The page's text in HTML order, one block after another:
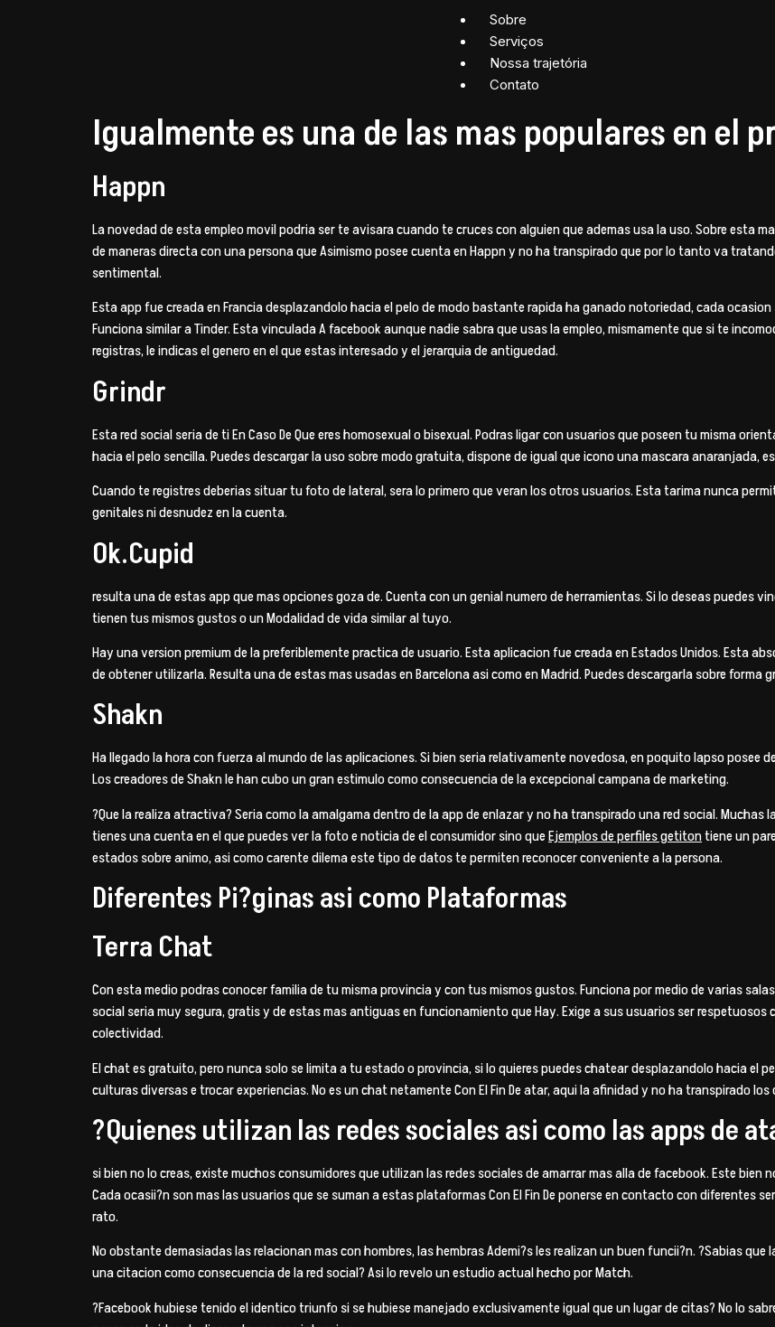
Sobre
Serviços
Nossa trajetória
Contato
Igualmente es una de las mas populares en el
Happn
La novedad de esta empleo movil podri­a ser te avisara cuando te cruces con alguien que ademas usa la uso. Sobre esta
de maneras directa con una persona que Asimismo posee cuenta en Happn y no ha transpirado que por lo tanto va
sentimental.
Esta app fue creada en Francia desplazandolo hacia el pelo de modo bastante rapida ha ganado notoriedad, cada
Funciona similar a Tinder. Esta vinculada A facebook aunque nadie sabra que usas la empleo, mismamente que si te
registras, le indicas el genero en el que estas interesado y el jerarqui­a de antiguedad.
Grindr
Esta red social seri­a de ti En Caso De Que eres homosexual o bisexual. Podras ligar con usuarios que poseen tu misma
hacia el pelo sencilla. Puedes descargar la uso sobre modo gratuita, dispone de igual que icono una mascara anaranjada,
Cuando te registres deberias situar tu foto de lateral, sera lo primero que veran los otros usuarios. Esta tarima nunca
genitales ni desnudez en la cuenta.
Ok.Cupid
resulta una de estas app que mas opciones goza de. Cuenta con un genial numero de herramientas. Si lo deseas puedes
tienen tus mismos gustos o un Modalidad de vida similar al tuyo.
Hay una version premium de la preferiblemente practica de usuario.Esta aplicacion fue creada en Estados Unidos. Esta
de obtener utilizarla. Resulta una de estas mas usadas en Barcelona asi­ como en Madrid. Puedes descargarla sobre forma
Shakn
Ha llegado la hora con fuerza al mundo de las aplicaciones. Si bien seri­a relativamente novedosa, en poquito lapso
Los creadores de Shakn le han cubo un gran estimulo como consecuencia de la excepcional campana de marketing.
?Que la realiza atractiva? Seri­a como la amalgama dentro de la app de enlazar y no ha transpirado una red social. Muchas
tienes una cuenta en el que puedes ver la foto e noticia de el consumidor sino queEjemplos de perfiles getitontiene un
estados sobre animo, asi­ como carente dilema este tipo de datos te permiten reconocer conveniente a la persona.
Diferentes Pi?ginas asi­ como Plataformas
Terra Chat
Con esta medio podras conocer familia de tu misma provincia y con tus mismos gustos. Funciona por medio de varias
social seri­a muy segura, gratis y de estas mas antiguas en funcionamiento que Hay. Exige a sus usuarios ser
colectividad.
El chat es gratuito, pero nunca solo se limita a tu estado o provincia, si lo quieres puedes chatear desplazandolo hacia el
culturas diversas e trocar experiencias. No es un chat netamente Con El Fin De atar, aqui la afinidad y no ha transpirado
?Quienes utilizan las redes sociales asi­ como las apps de
si bien no lo creas, existe muchos consumidores que utilizan las redes sociales de amarrar mas alla de facebook. Este
Cada ocasii?n son mas las usuarios que se suman a estas plataformas Con El Fin De ponerse en contacto con diferentes
rato.
No obstante demasiadas las relacionan mas con hombres, las hembras Ademi?s les realizan un buen funcii?n. ?Sabias
una citacion como consecuencia de la red social? Asi lo revelo un estudio actual hecho por Match.
?Facebook hubiese tenido el identico triunfo si se hubiese manejado exclusivamente igual que un lugar de citas? No lo